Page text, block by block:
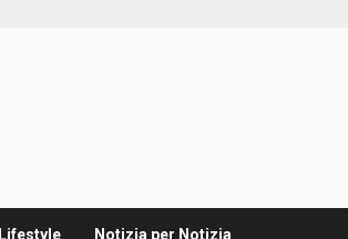
Lifestyle Notizia per Notizia